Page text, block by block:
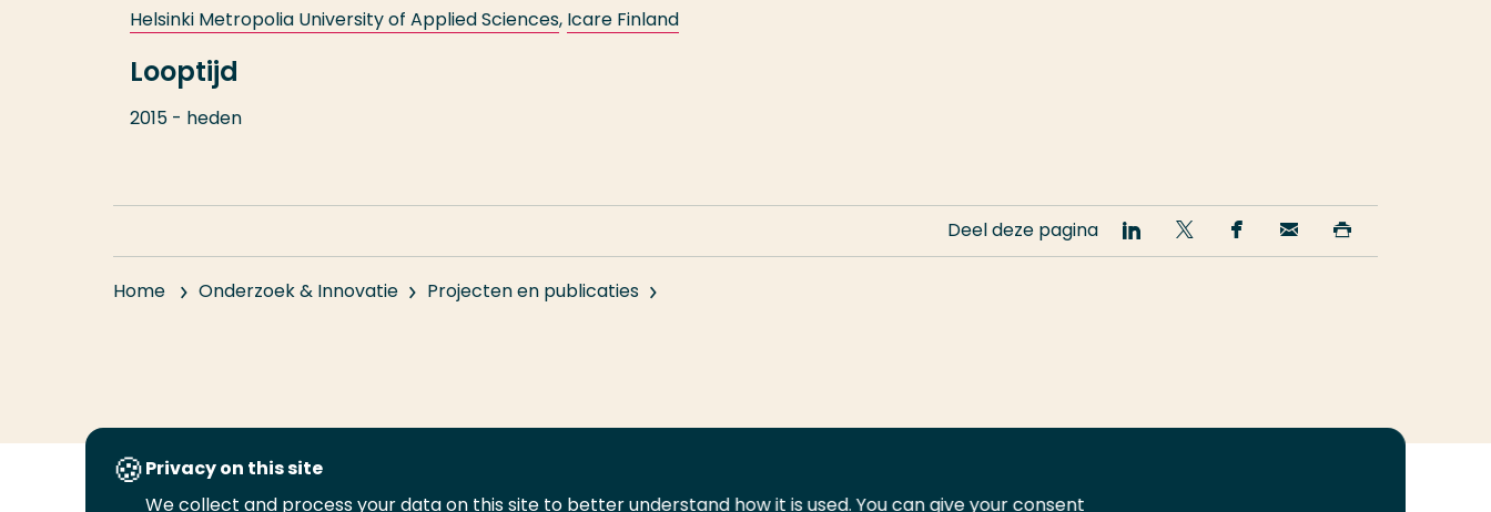
Helsinki Metropolia University of Applied Sciences, Icare Finland
Looptijd
2015 - heden
Home Onderzoek & Innovatie Projecten en publicaties
Deel deze pagina
Deel
op
Deel
op
Deel
op
Email
deze deze
Privacy on this site
We collect and process your data on this site to better understand how it is used. You can give your consent